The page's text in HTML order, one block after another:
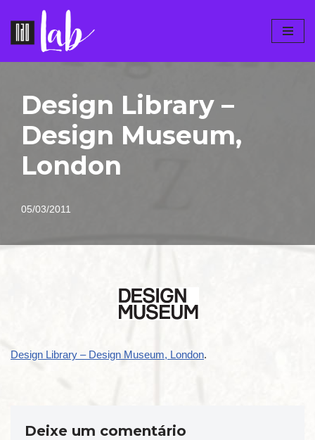
Pular
Design Library –
Design Museum,
London
05/03/2011
Design Library – Design Museum, London.
Deixe um comentário